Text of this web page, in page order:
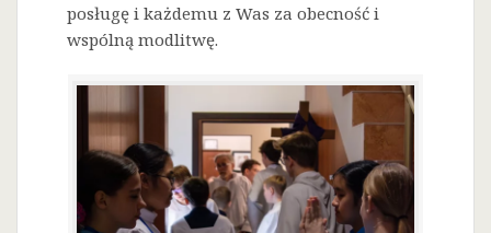
posługę i każdemu z Was za obecność i
wspólną modlitwę.